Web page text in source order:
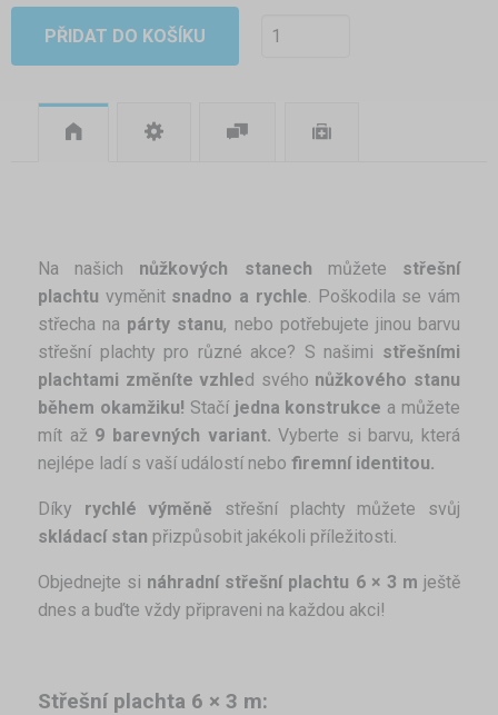
PŘIDAT DO KOŠÍKU
Na našich nůžkových stanech můžete střešní
plachtu vyměnit snadno a rychle. Poškodila se vám
střecha na párty stanu, nebo potřebujete jinou barvu
střešní plachty pro různé akce? S našimi střešními
plachtami změníte vzhled svého nůžkového stanu
během okamžiku! Stačíjedna konstrukce a můžete
mít až9 barevných variant.Vyberte si barvu, která
nejlépe ladí s vaší událostí nebo firemní identitou.
Díky rychlé výměně střešní plachty můžete svůj
skládací stan přizpůsobit jakékoli příležitosti.
Objednejte si náhradní střešní plachtu 6 × 3 m ještě
dnes a buďte vždy připraveni na každou akci!
Střešní plachta 6 × 3 m: